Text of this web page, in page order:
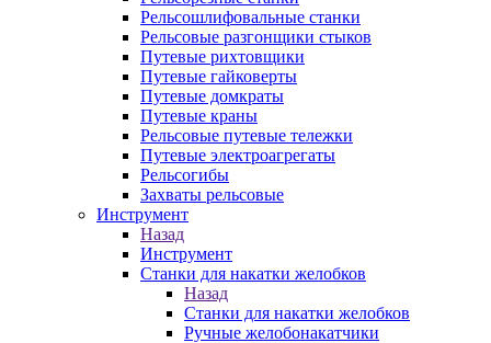
Рельсошлифовальные станки
Рельсовые разгонщики стыков
Путевые рихтовщики
Путевые гайковерты
Путевые домкраты
Путевые краны
Рельсовые путевые тележки
Путевые электроагрегаты
Рельсогибы
Захваты рельсовые
Инструмент
Назад
Инструмент
Станки для накатки желобков
Назад
Станки для накатки желобков
Ручные желобонакатчики